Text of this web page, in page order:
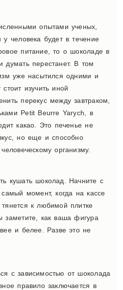
опытами ученых,
человека будет в течение
питание, то о шоколаде в
думать перестанет. В том
уже насытился одними и
изучить иной
перекус между завтраком,
Petit Beurre Yarych, в
какао. Это печенье не
но еще и способно
организму.
кушать шоколад. Начните с
момент, когда на кассе
к любимой плитке
заметите, как ваша фигура
и белее. Разве это не
с зависимостью от шоколада
правило заключается в